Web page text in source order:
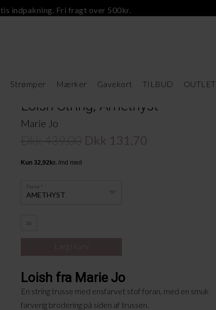
indpakning. Fri fragt over 500kr.
Strømper Mærker Gavekort TILBUD OUTLET
Loish String, Amethyst
Marie Jo
Dkk 131,70
AMETHYST
Farve
36
Loish fra Marie Jo
En string trusse med ensfarvet stof foran, med en smuk
farverig brodering på siden af trussen.